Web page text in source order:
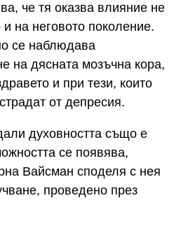
че тя оказва влияние не
на неговото поколение.
се наблюдава
на дясната мозъчна кора,
и при тези, които
от депресия.
духовността също е
се появява,
Вайсман споделя с нея
проведено през